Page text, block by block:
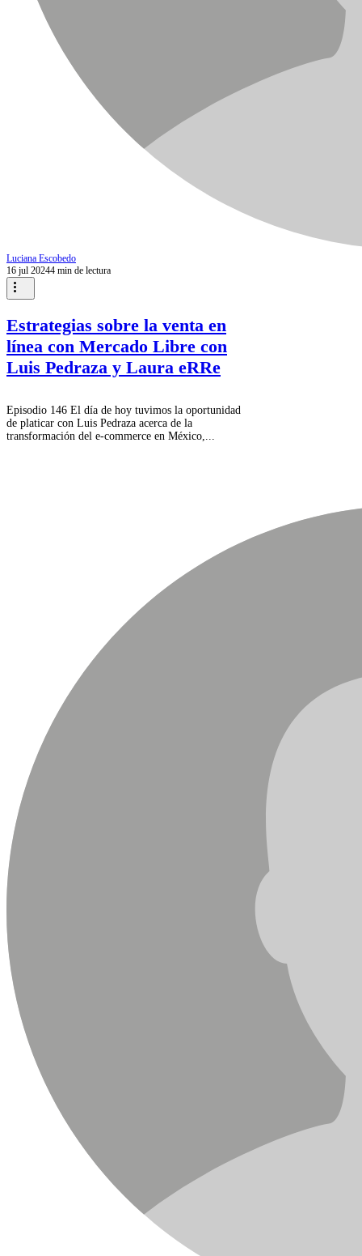
Luciana Escobedo
16 jul 20244 min de lectura
Estrategias sobre la venta en
línea con Mercado Libre con
Luis Pedraza y Laura eRRe
Episodio 146 El día de hoy tuvimos la oportunidad
de platicar con Luis Pedraza acerca de la
transformación del e-commerce en México,...